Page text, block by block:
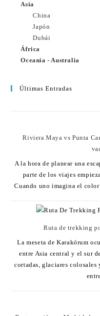
Asia
China
Japón
Dubái
África
Oceanía - Australia
Últimas Entradas
Riviera Maya vs Punta
A la hora de planear una
parte de los viajes
Cuando uno imagina el
Ruta de trekking
La meseta de Karakórum
entre Asia central y el sur
cortadas, glaciares